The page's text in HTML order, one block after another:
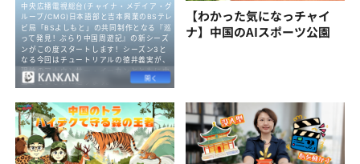
【わかった気になっチャイ
ナ】中国のAIスポーツ公園